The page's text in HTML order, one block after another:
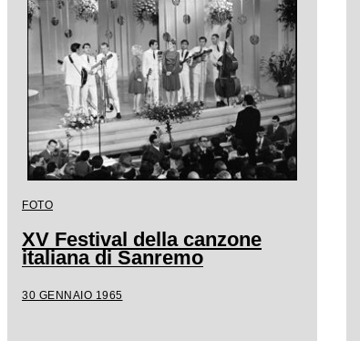
FOTO
XV Festival della canzone
italiana di Sanremo
30 GENNAIO 1965